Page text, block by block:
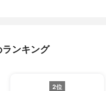
ンキング
2位